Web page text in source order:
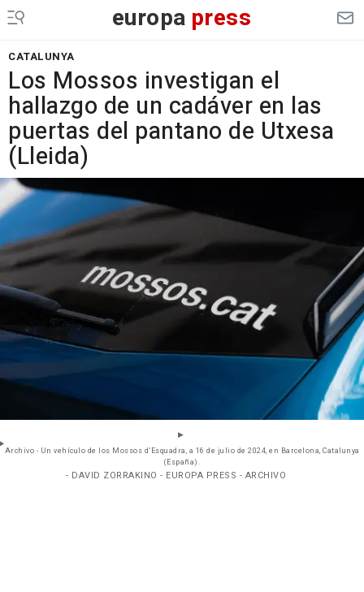
europa press
CATALUNYA
Los Mossos investigan el
hallazgo de un cadáver en las
puertas del pantano de Utxesa
(Lleida)
Archivo - Un vehículo de los Mossos d’Esquadra, a 16 de julio de 2024, en Barcelona, Catalunya
(España).
- DAVID ZORRAKINO - EUROPA PRESS - ARCHIVO